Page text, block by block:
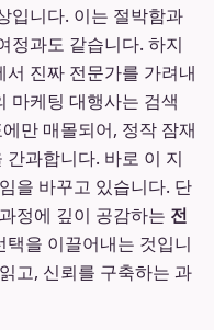
입니다. 이는 절박함과
정과도 같습니다. 하지
진짜 전문가를 가려내
마케팅 대행사는 검색
만 매몰되어, 정작 잠재
과합니다. 바로 이 지
을 바꾸고 있습니다. 단
정에 깊이 공감하는 전
택을 이끌어내는 것입니
고, 신뢰를 구축하는 과